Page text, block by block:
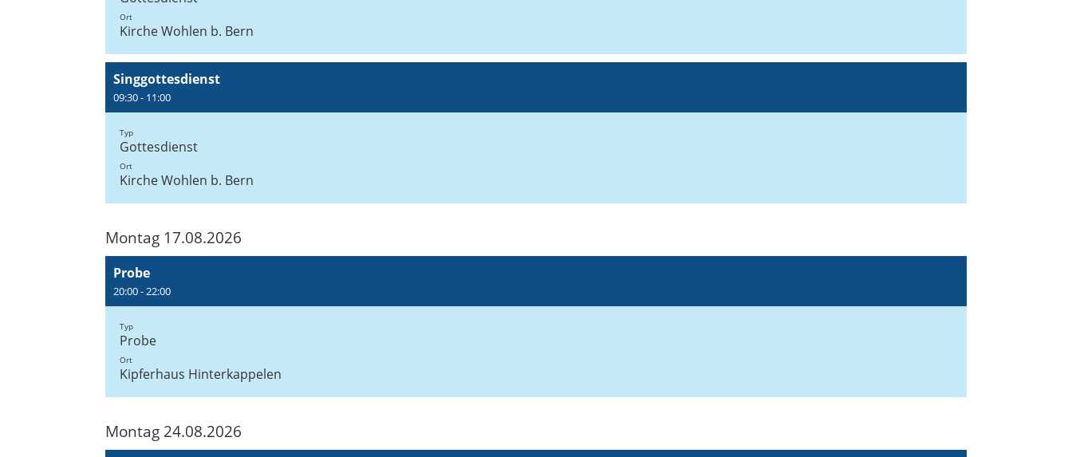
Ort
Kirche Wohlen b. Bern
Singgottesdienst
09:30 - 11:00
Typ
Gottesdienst
Ort
Kirche Wohlen b. Bern
Montag 17.08.2026
Probe
20:00 - 22:00
Typ
Probe
Ort
Kipferhaus Hinterkappelen
Montag 24.08.2026